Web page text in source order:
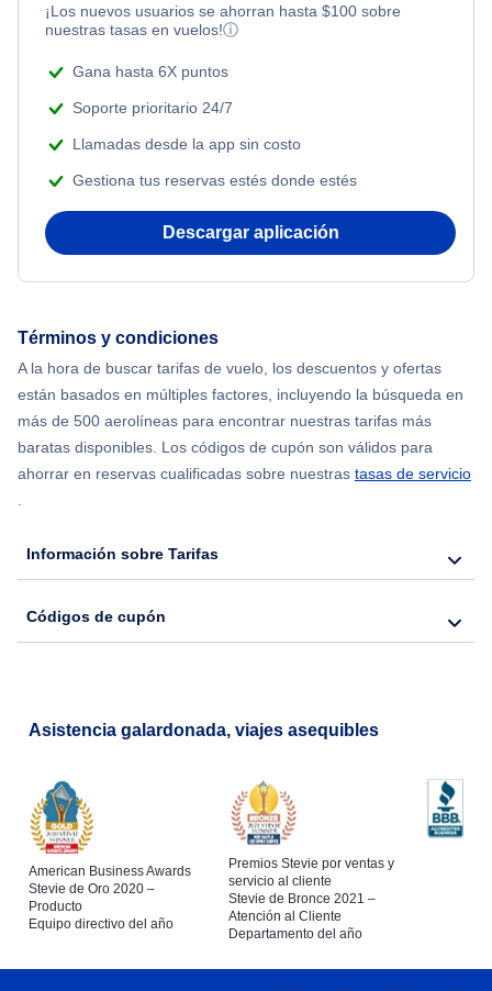
Flights from Nueva York to Tel Aviv
Flights from Nueva York to Estanbul
Flights from Nueva York to Mumbai
Flights from Shanghai to Nueva York
Flights from Nueva York to Hong Kong
Flights from Nueva York to Seúl
Adventure Vacations
¡Los nuevos usuarios se ahorran hasta $100 sobre
nuestras tasas en vuelos!ⓘ
Gana hasta 6X puntos
Soporte prioritario 24/7
Llamadas desde la app sin costo
Gestiona tus reservas estés donde estés
Descargar aplicación
Términos y condiciones
A la hora de buscar tarifas de vuelo, los descuentos y ofertas
están basados en múltiples factores, incluyendo la búsqueda en
más de 500 aerolíneas para encontrar nuestras tarifas más
baratas disponibles. Los códigos de cupón son válidos para
ahorrar en reservas cualificadas sobre nuestras tasas de servicio
.
Información sobre Tarifas
Códigos de cupón
Asistencia galardonada, viajes asequibles
American Business Awards
Stevie de Oro 2020 –
Producto
Equipo directivo del año
Premios Stevie por ventas y
servicio al cliente
Stevie de Bronce 2021 –
Atención al Cliente
Departamento del año